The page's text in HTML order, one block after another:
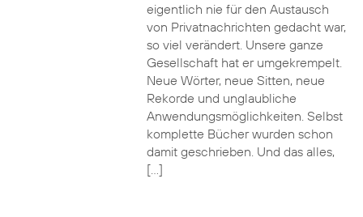
eigentlich nie für den Austausch
von Privatnachrichten gedacht war,
so viel verändert. Unsere ganze
Gesellschaft hat er umgekrempelt.
Neue Wörter, neue Sitten, neue
Rekorde und unglaubliche
Anwendungsmöglichkeiten. Selbst
komplette Bücher wurden schon
damit geschrieben. Und das alles,
[…]